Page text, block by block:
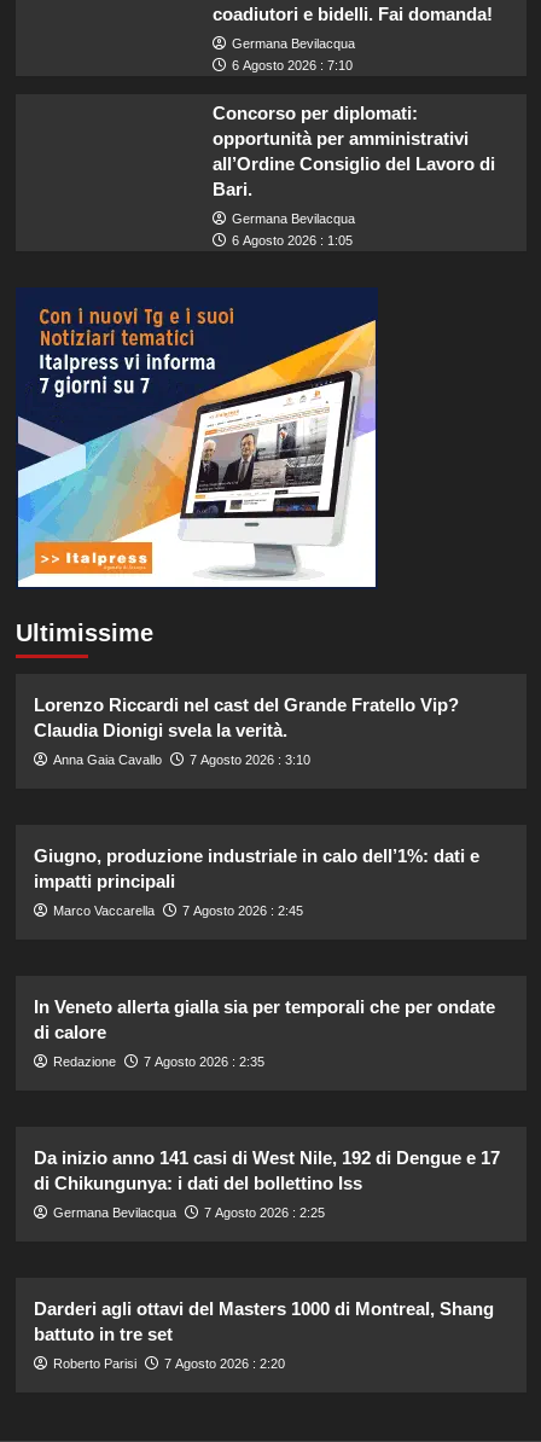
coadiutori e bidelli. Fai domanda!
Germana Bevilacqua
6 Agosto 2026 : 7:10
Concorso per diplomati:
opportunità per amministrativi
all’Ordine Consiglio del Lavoro di
Bari.
Germana Bevilacqua
6 Agosto 2026 : 1:05
Ultimissime
Lorenzo Riccardi nel cast del Grande Fratello Vip?
Claudia Dionigi svela la verità.
Anna Gaia Cavallo 7 Agosto 2026 : 3:10
Giugno, produzione industriale in calo dell’1%: dati e
impatti principali
Marco Vaccarella 7 Agosto 2026 : 2:45
In Veneto allerta gialla sia per temporali che per ondate
di calore
Redazione 7 Agosto 2026 : 2:35
Da inizio anno 141 casi di West Nile, 192 di Dengue e 17
di Chikungunya: i dati del bollettino Iss
Germana Bevilacqua 7 Agosto 2026 : 2:25
Darderi agli ottavi del Masters 1000 di Montreal, Shang
battuto in tre set
Roberto Parisi 7 Agosto 2026 : 2:20